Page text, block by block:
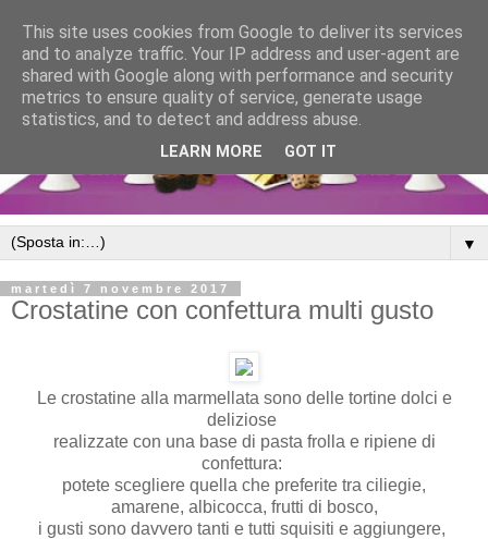
▼
martedì 7 novembre 2017
Crostatine con confettura multi gusto
Le crostatine alla marmellata sono delle tortine dolci e
deliziose
realizzate con una base di pasta frolla e ripiene di
confettura:
potete scegliere quella che preferite tra ciliegie,
amarene, albicocca, frutti di bosco,
i gusti sono davvero tanti e tutti squisiti e aggiungere,
This site uses cookies from Google to deliver its services
and to analyze traffic. Your IP address and user-agent are
shared with Google along with performance and security
metrics to ensure quality of service, generate usage
statistics, and to detect and address abuse.
LEARN MORE GOT IT